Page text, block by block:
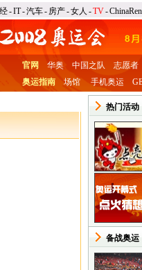
-IT-汽车- 房产-女人 -TV-ChinaRen
官网 华奥 中国之队 志愿者
奥运指南
场馆 手机奥运
热门活动
备战奥运